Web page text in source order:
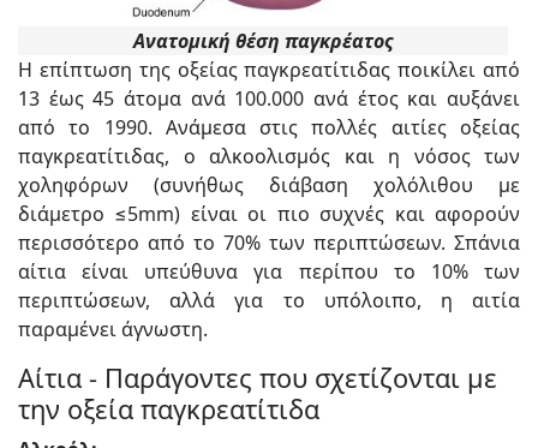
Ανατομική θέση παγκρέατος
Η επίπτωση της οξείας παγκρεατίτιδας ποικίλει από
13 έως 45 άτομα ανά 100.000 ανά έτος και αυξάνει
από το 1990. Ανάμεσα στις πολλές αιτίες οξείας
παγκρεατίτιδας, ο αλκοολισμός και η νόσος των
χοληφόρων (συνήθως διάβαση χολόλιθου με
διάμετρο ≤5mm) είναι οι πιο συχνές και αφορούν
περισσότερο από το 70% των περιπτώσεων. Σπάνια
αίτια είναι υπεύθυνα για περίπου το 10% των
περιπτώσεων, αλλά για το υπόλοιπο, η αιτία
παραμένει άγνωστη.
Αίτια - Παράγοντες που σχετίζονται με
την οξεία παγκρεατίτιδα